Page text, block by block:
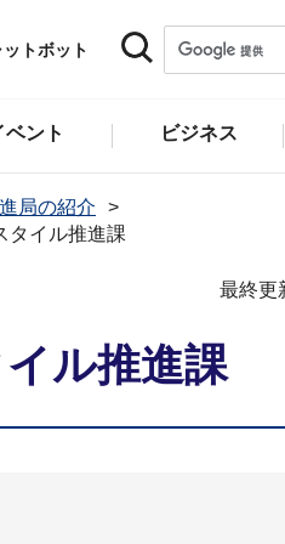
トボット
ント ビジネス
局の紹介
イル推進課
最終更
ル推進課